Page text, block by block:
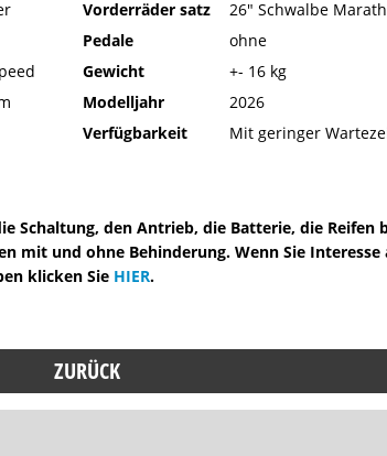
Vorderräder satz
26" Schwalbe
Pedale
ohne
Gewicht
+- 16 kg
Modelljahr
2026
Verfügbarkeit
Mit geringer
Schaltung, den Antrieb, die Batterie, die Reifen
mit und ohne Behinderung. Wenn Sie Interesse
klicken Sie HIER.
ZURÜCK